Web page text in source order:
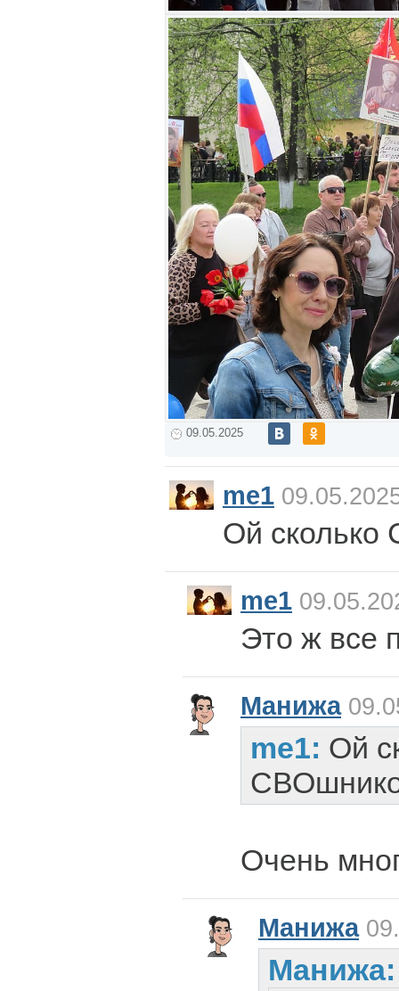
09.05.2025
me1
Ой
me1
Это ж все
Манижа
me1: Ой
Очень
Манижа
Манижа: